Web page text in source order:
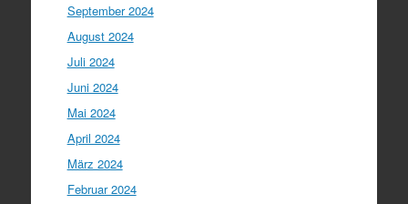
September 2024
August 2024
Juli 2024
Juni 2024
Mai 2024
April 2024
März 2024
Februar 2024